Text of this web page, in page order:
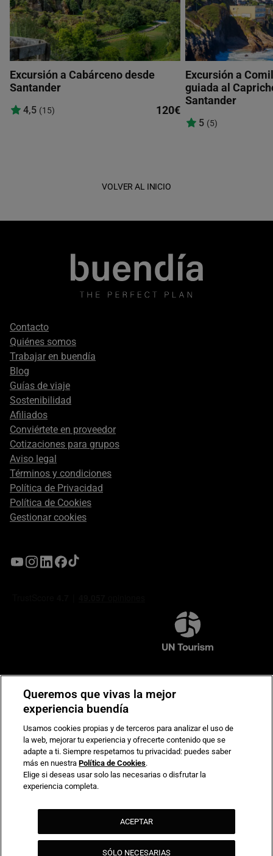
16:00
17:00
Excursión a Cabárceno desde
Santander
4,5 (15) 120€
Excursión a
guiada al
Santander
5 (5)
VOLVER AL INICIO
Footer
secondary
Contacto
Quiénes somos
Trabajar en buendía
Blog
Guías de viaje
Sostenibilidad
Afiliados
Conviértete en proveedor
Cotizaciones para grupos
Aviso legal
Términos y condiciones
Política de Privacidad
Política de Cookies
Gestionar cookies
Compromiso de seguridad en pagos electrónicos
Queremos que vivas la mejor
experiencia buendía
Usamos cookies propias y de terceros para analizar el uso de
la web, mejorar tu experiencia y ofrecerte contenido que se
adapte a ti. Siempre respetamos tu privacidad: puedes saber
más en nuestraPolítica de Cookies.
Elige si deseas usar solo las necesarias o disfrutar la
experiencia completa.
ACEPTAR
SÓLO NECESARIAS